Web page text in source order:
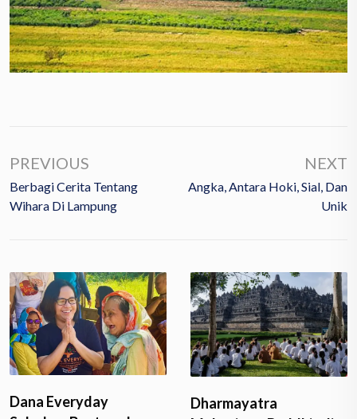
PREVIOUS
Berbagi Cerita Tentang
Wihara Di Lampung
NEXT
Angka, Antara Hoki, Sial, Dan
Unik
Dharmayatra
Beri Motivasi kepada